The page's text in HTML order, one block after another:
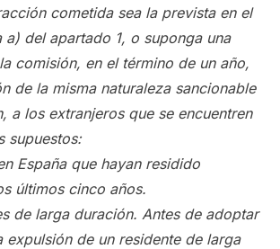
cometida sea la prevista en el
a) del apartado 1, o suponga una
comisión, en el término de un año,
de la misma naturaleza sancionable
a los extranjeros que se encuentren
supuestos:
España que hayan residido
últimos cinco años.
de larga duración. Antes de adoptar
expulsión de un residente de larga